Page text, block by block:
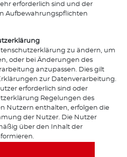
erforderlich sind und der
Aufbewahrungspflichten
zu ändern, um
oder bei Änderungen des
anzupassen. Dies gilt
zur Datenverarbeitung.
erforderlich sind oder
Regelungen des
Nutzern enthalten, erfolgen die
der Nutzer. Die Nutzer
über den Inhalt der